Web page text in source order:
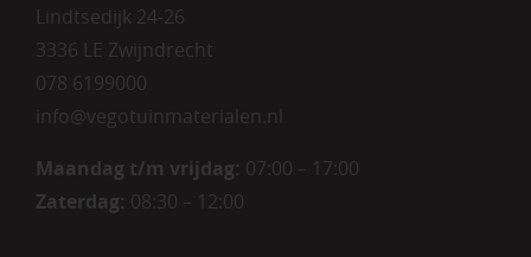
Lindtsedijk 24-26
3336 LE Zwijndrecht
078 6199000
info@vegotuinmaterialen.nl
Maandag t/m vrijdag: 07:00 – 17:00
Zaterdag: 08:30 – 12:00